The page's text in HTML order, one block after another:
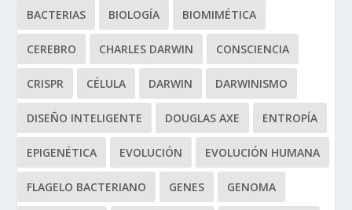
BACTERIAS BIOLOGÍA BIOMIMÉTICA
CEREBRO CHARLES DARWIN CONSCIENCIA
CRISPR CÉLULA DARWIN DARWINISMO
DISEÑO INTELIGENTE DOUGLAS AXE ENTROPÍA
EPIGENÉTICA EVOLUCIÓN EVOLUCIÓN HUMANA
FLAGELO BACTERIANO GENES GENOMA